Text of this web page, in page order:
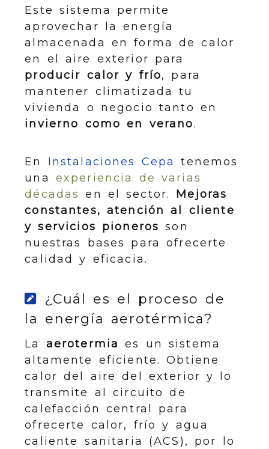
Este sistema permite
aprovechar la energía
almacenada en forma de calor
en el aire exterior para
producir calor y frío, para
mantener climatizada tu
vivienda o negocio tanto en
invierno como en verano.
En Instalaciones Cepa
tenemos
una experiencia de varias
décadas en el sector. Mejoras
constantes, atención al cliente
y servicios pioneros son
nuestras bases para ofrecerte
calidad y eficacia.
¿Cuál es el proceso de
la energía aerotérmica?
La aerotermia es un sistema
altamente eficiente. Obtiene
calor del aire del exterior y lo
transmite al circuito de
calefacción central para
ofrecerte calor, frío y agua
caliente sanitaria (ACS), por lo